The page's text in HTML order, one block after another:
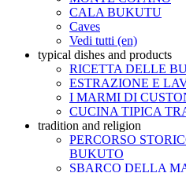
CALA BUKUTU
Caves
Vedi tutti (en)
typical dishes and products
RICETTA DELLE
ESTRAZIONE E
I MARMI DI
CUCINA TIPICA
tradition and religion
PERCORSO
BUKUTO
SBARCO DELLA